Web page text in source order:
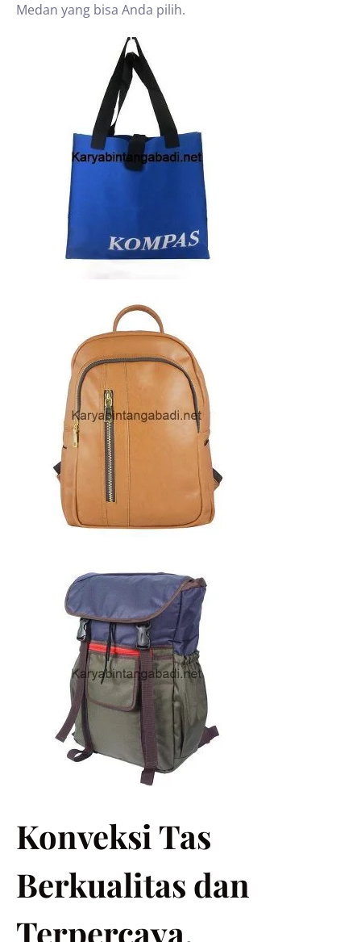
Medan yang bisa Anda pilih.
Konveksi Tas
Berkualitas dan
Terpercaya.